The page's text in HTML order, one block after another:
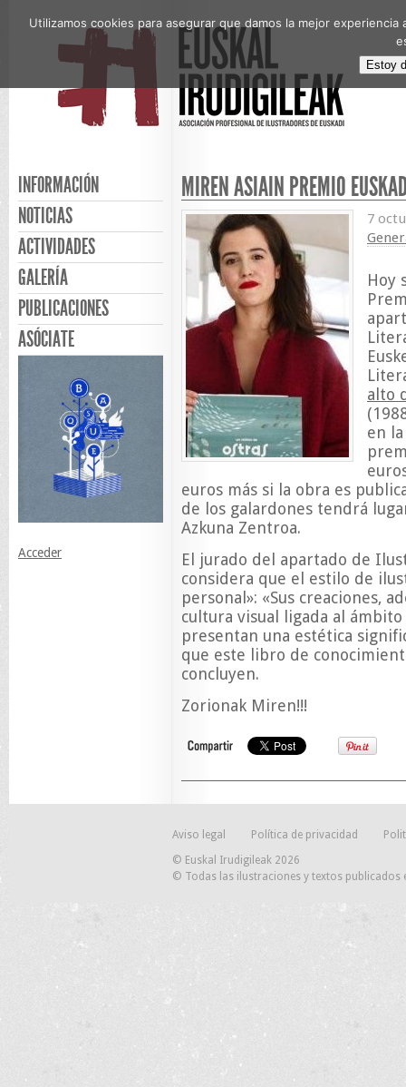
INFORMACIÓN
NOTICIAS
ACTIVIDADES
GALERÍA
PUBLICACIONES
ASÓCIATE
Acceder
MIREN ASIAIN PREMIO
7
Hoy
alto
en
euros más si la obra es
de los galardones tendrá
Azkuna Zentroa.
El jurado del apartado de
considera que el estilo de
personal»: «Sus creaciones,
cultura visual ligada al
presentan una estética
que este libro de
concluyen.
Zorionak Miren!!!
Aviso legal Política de privacidad
© Euskal Irudigileak 2026
© Todas las ilustraciones y textos publicados
Utilizamos cookies para asegurar que damos la mejor
Estoy